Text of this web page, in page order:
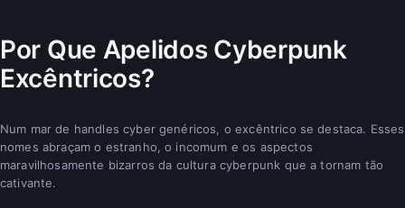
Por Que Apelidos Cyberpunk
Excêntricos?
Num mar de handles cyber genéricos, o excêntrico se destaca. Esses
nomes abraçam o estranho, o incomum e os aspectos
maravilhosamente bizarros da cultura cyberpunk que a tornam tão
cativante.